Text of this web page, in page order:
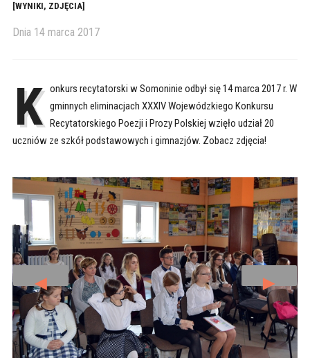
[WYNIKI, ZDJĘCIA]
Dnia 14 marca 2017
K onkurs recytatorski w Somoninie odbył się 14 marca 2017 r. W
gminnych eliminacjach XXXIV Wojewódzkiego Konkursu
Recytatorskiego Poezji i Prozy Polskiej wzięło udział 20
uczniów ze szkół podstawowych i gimnazjów. Zobacz zdjęcia!
◄ ►